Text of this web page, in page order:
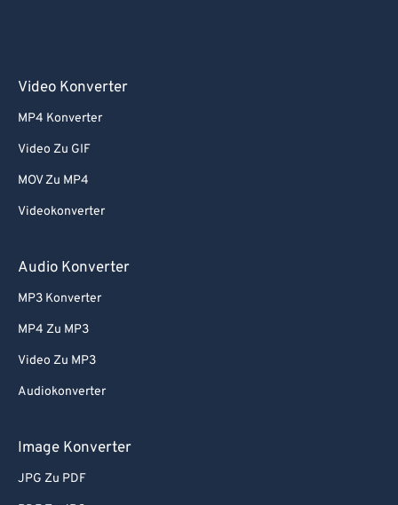
Video Konverter
MP4 Konverter
Video Zu GIF
MOV Zu MP4
Videokonverter
Audio Konverter
MP3 Konverter
MP4 Zu MP3
Video Zu MP3
Audiokonverter
Image Konverter
JPG Zu PDF